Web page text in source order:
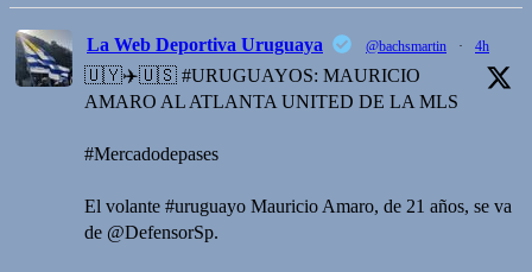
La Web Deportiva Uruguaya @bachsmartin · 4h
🇺🇾✈️🇺🇸 #URUGUAYOS: MAURICIO
AMARO AL ATLANTA UNITED DE LA MLS
#Mercadodepases
El volante #uruguayo Mauricio Amaro, de 21 años, se va
de @DefensorSp.